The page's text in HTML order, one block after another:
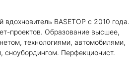
BASETOP с 2010 года.
проектов. Образование высшее,
технологиями, автомобилями,
Перфекционист.